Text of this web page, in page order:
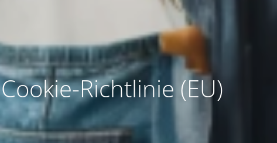
Cookie-Richtlinie (EU)